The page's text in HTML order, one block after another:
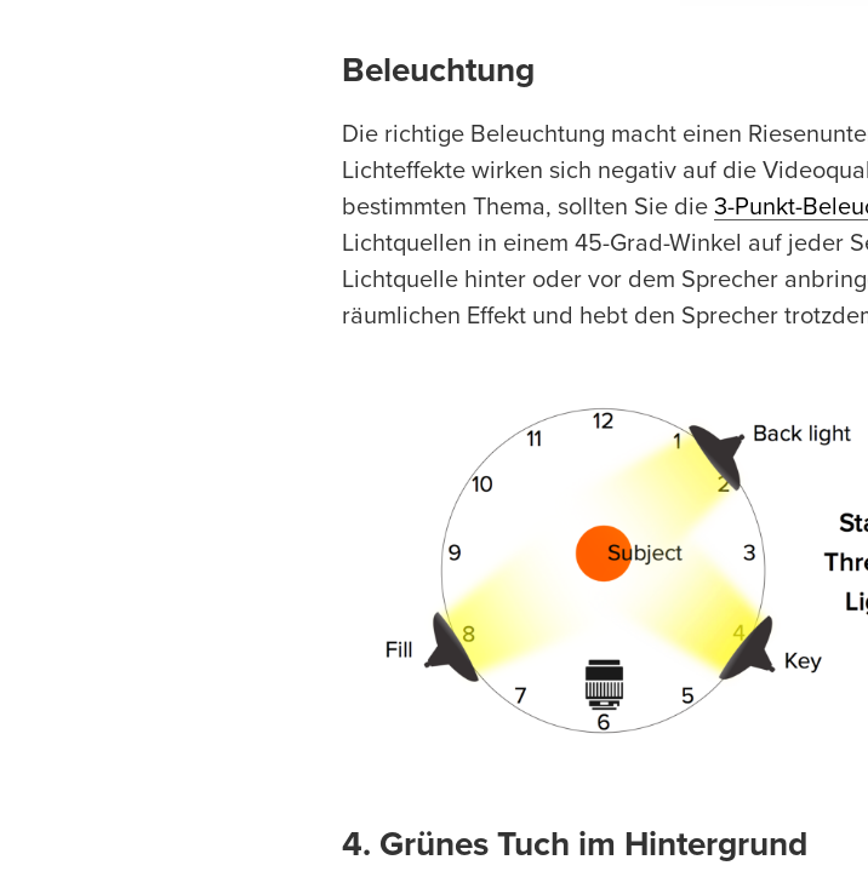
Beleuchtung
Die richtige Beleuchtung macht einen
Lichteffekte wirken sich negativ auf die
bestimmten Thema, sollten Sie die 3-Punkt-
Lichtquellen in einem 45-Grad-Winkel auf jeder
Lichtquelle hinter oder vor dem Sprecher
räumlichen Effekt und hebt den Sprecher
4. Grünes Tuch im Hintergrund